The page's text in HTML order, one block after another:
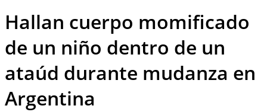
Hallan cuerpo momificado
de un niño dentro de un
ataúd durante mudanza en
Argentina